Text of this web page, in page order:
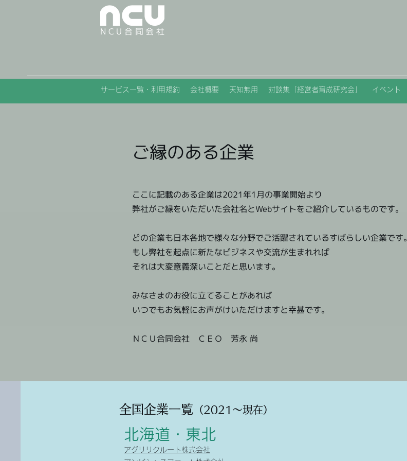
NCU合同会社
サービス一覧・利用規約 会社概要 天知無用 対談集「経営者育成研究会」 イベント
ご縁のある企業
ここに記載のある企業は2021年1月の事業開始より
弊社がご縁をいただいた会社名とWebサイトをご紹介しているものです。
どの企業も日本各地で様々な分野でご活躍されているすばらしい企業です。
もし弊社を起点に新たなビジネスや交流が生まれれば
それは大変意義深いことだと思います。
みなさまのお役に立てることがあれば
いつでもお気軽にお声がけいただけますと幸甚です。
ＮＣＵ合同会社 ＣＥＯ 芳永 尚
全国企業一覧 （2021～現在）
北海道・東北
アグリリクルート株式会社